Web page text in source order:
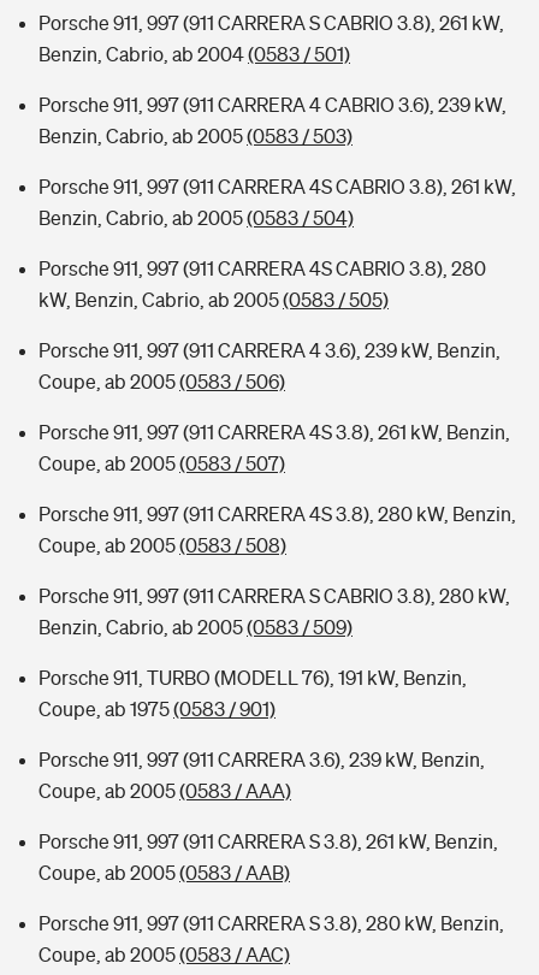
Porsche 911, 997 (911 CARRERA S CABRIO 3.8), 261 kW,
Benzin, Cabrio, ab 2004(0583 / 501)
Porsche 911, 997 (911 CARRERA 4 CABRIO 3.6), 239 kW,
Benzin, Cabrio, ab 2005(0583 / 503)
Porsche 911, 997 (911 CARRERA 4S CABRIO 3.8), 261 kW,
Benzin, Cabrio, ab 2005(0583 / 504)
Porsche 911, 997 (911 CARRERA 4S CABRIO 3.8), 280
kW, Benzin, Cabrio, ab 2005(0583 / 505)
Porsche 911, 997 (911 CARRERA 4 3.6), 239 kW, Benzin,
Coupe, ab 2005(0583 / 506)
Porsche 911, 997 (911 CARRERA 4S 3.8), 261 kW, Benzin,
Coupe, ab 2005(0583 / 507)
Porsche 911, 997 (911 CARRERA 4S 3.8), 280 kW, Benzin,
Coupe, ab 2005(0583 / 508)
Porsche 911, 997 (911 CARRERA S CABRIO 3.8), 280 kW,
Benzin, Cabrio, ab 2005(0583 / 509)
Porsche 911, TURBO (MODELL 76), 191 kW, Benzin,
Coupe, ab 1975(0583 / 901)
Porsche 911, 997 (911 CARRERA 3.6), 239 kW, Benzin,
Coupe, ab 2005(0583 / AAA)
Porsche 911, 997 (911 CARRERA S 3.8), 261 kW, Benzin,
Coupe, ab 2005(0583 / AAB)
Porsche 911, 997 (911 CARRERA S 3.8), 280 kW, Benzin,
Coupe, ab 2005(0583 / AAC)